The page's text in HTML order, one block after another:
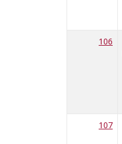
106
107